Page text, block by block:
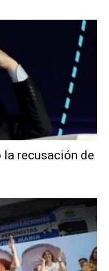
la recusación de